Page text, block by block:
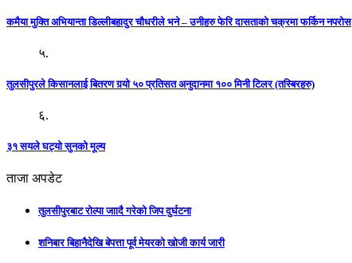
कमैया मुक्ति अभियान्ता डिल्लीबहादुर चौधरीले भने – उनीहरु फेरि दासताको चक्रमा फर्किन नपरोस
५.
तुलसीपुरले किसानलाई बितरण गर्‍यो ५० प्रतिसत अनुदानमा १०० मिनी टिलर (तस्बिरहरु)
६.
३१ सयले घट्यो सुनको मूल्य
ताजा अपडेट
तुलसीपुरबाट रोल्पा जाादै गरेको जिप दुर्घटना
शनिबार बिहानैदेखि बेपत्ता पूर्व मेयरको खोजी कार्य जारी